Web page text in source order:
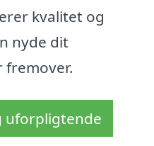
kvalitet og
nyde dit
fremover.
uforpligtende